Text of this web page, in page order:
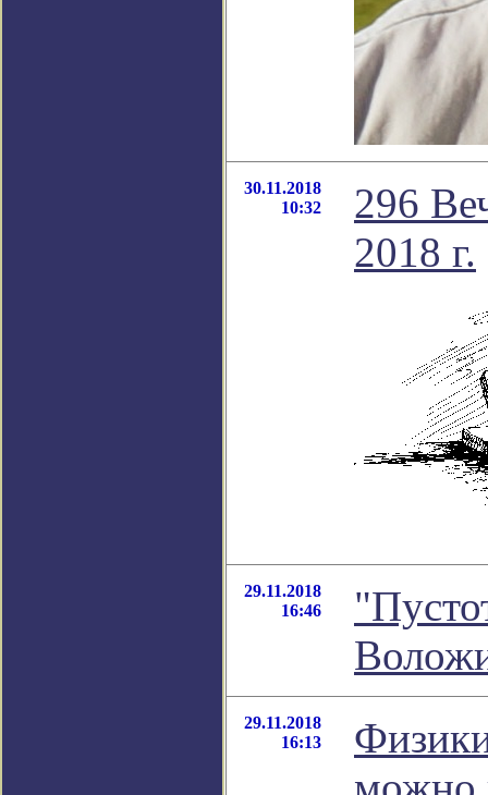
30.11.2018
10:32
296
2018 г.
29.11.2018
16:46
29.11.2018
16:13